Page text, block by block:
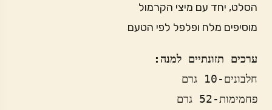
הסלט, יחד עם מיצי הקרמול
מוסיפים מלח ופלפל לפי הטעם
ערכים תזונתיים למנה: